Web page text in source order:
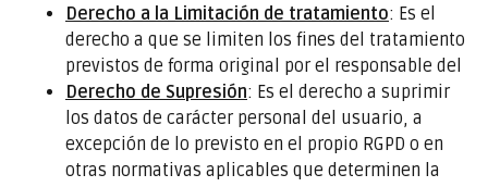
Derecho a la Limitación de tratamiento: Es el
derecho a que se limiten los fines del tratamiento
previstos de forma original por el responsable del
Derecho de Supresión: Es el derecho a suprimir
los datos de carácter personal del usuario, a
excepción de lo previsto en el propio RGPD o en
otras normativas aplicables que determinen la